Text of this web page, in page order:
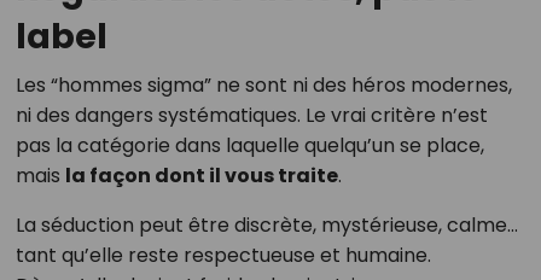
label
Les “hommes sigma” ne sont ni des héros modernes,
ni des dangers systématiques. Le vrai critère n’est
pas la catégorie dans laquelle quelqu’un se place,
mais la façon dont il vous traite.
La séduction peut être discrète, mystérieuse, calme…
tant qu’elle reste respectueuse et humaine.